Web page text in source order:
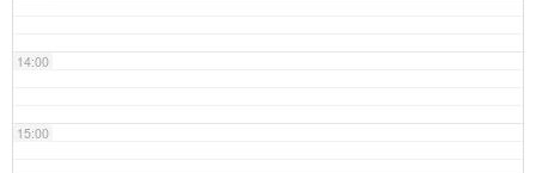
14:00
15:00